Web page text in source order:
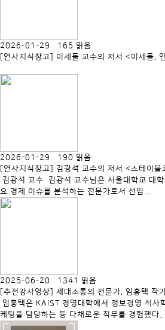
2026-01-29 165 읽음
[연사지식창고] 이세돌 교수의 저서 <이세돌,
2026-01-29 190 읽음
[연사지식창고] 김광석 교수의 저서 <스테이
김광석 교수 김광석 교수님은 서울대학교 대
요 경제 이슈를 분석하는 전문가로서 선임...
2025-06-20 1341 읽음
[추천강사영상] 세대소통의 전문가, 임홍택 작
임홍택은 KAIST 경영대학에서 정보경영 석
케팅을 담당하는 등 다채로운 직무를 경험했다...